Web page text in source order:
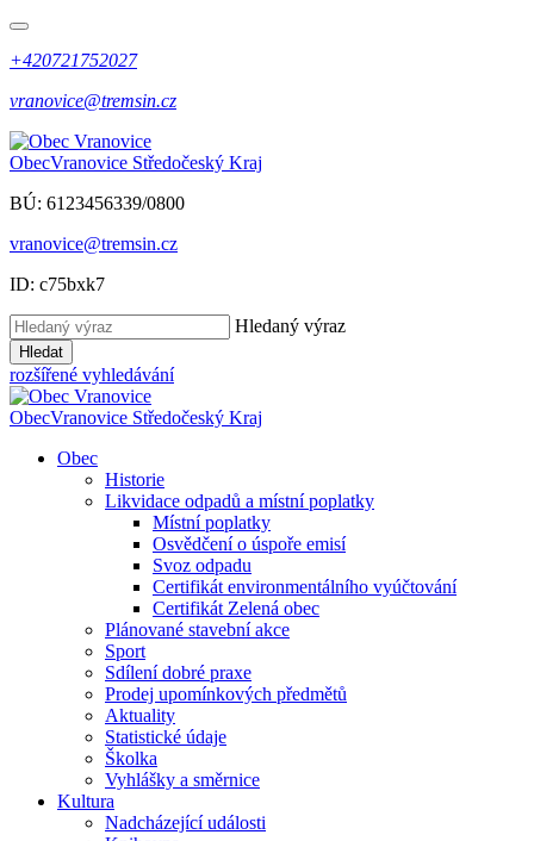
+420721752027
vranovice@tremsin.cz
ObecVranovice Středočeský Kraj
BÚ: 6123456339/0800
vranovice@tremsin.cz
ID: c75bxk7
Hledaný výraz
Hledat
rozšířené vyhledávání
ObecVranovice Středočeský Kraj
Obec
Historie
Likvidace odpadů a místní poplatky
Místní poplatky
Osvědčení o úspoře emisí
Svoz odpadu
Certifikát environmentálního vyúčtování
Certifikát Zelená obec
Plánované stavební akce
Sport
Sdílení dobré praxe
Prodej upomínkových předmětů
Aktuality
Statistické údaje
Školka
Vyhlášky a směrnice
Kultura
Nadcházející události